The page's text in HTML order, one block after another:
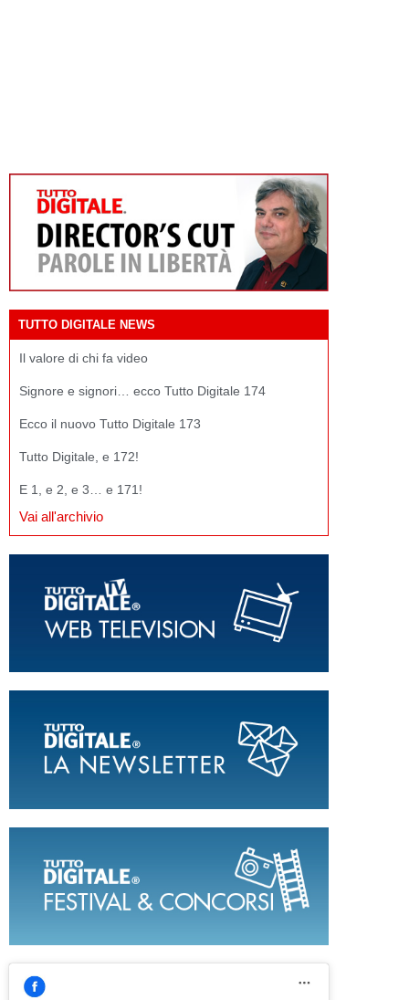
TUTTO DIGITALE NEWS
Il valore di chi fa video
Signore e signori… ecco Tutto Digitale 174
Ecco il nuovo Tutto Digitale 173
Tutto Digitale, e 172!
E 1, e 2, e 3… e 171!
Vai all'archivio